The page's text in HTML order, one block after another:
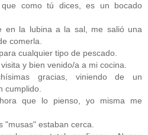
como tú dices, es un bocado
en la lubina a la sal, me salió una
comerla.
cualquier tipo de pescado.
y bien venido/a a mi cocina.
gracias, viniendo de un
cumplido.
que lo pienso, yo misma me
"musas" estaban cerca.